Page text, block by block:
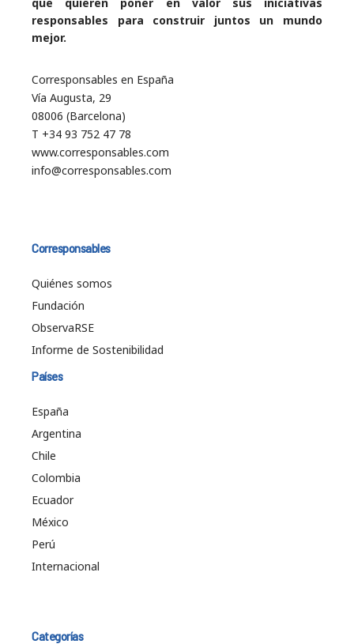
responsables para construir juntos un mundo
mejor.
Corresponsables en España
Vía Augusta, 29
08006 (Barcelona)
T +34 93 752 47 78
www.corresponsables.com
info@corresponsables.com
Corresponsables
Quiénes somos
Fundación
ObservaRSE
Informe de Sostenibilidad
Países
España
Argentina
Chile
Colombia
Ecuador
México
Perú
Internacional
Categorías